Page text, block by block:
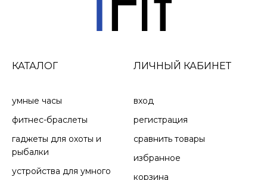
КАТАЛОГ
умные часы
фитнес-браслеты
гаджеты для охоты и
рыбалки
устройства для умного
ЛИЧНЫЙ КАБИНЕТ
вход
регистрация
сравнить товары
избранное
корзина